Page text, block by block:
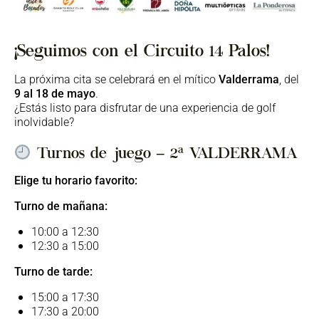
¡Seguimos con el Circuito 14 Palos!
La próxima cita se celebrará en el míticoValderrama , del
9 al 18 de mayo.
¿Estás listo para disfrutar de una experiencia de golf
inolvidable?
Turnos de juego – 2ª VALDERRAMA
Elige tu horario favorito:
Turno de mañana:
10:00 a 12:30
12:30 a 15:00
Turno de tarde:
15:00 a 17:30
17:30 a 20:00